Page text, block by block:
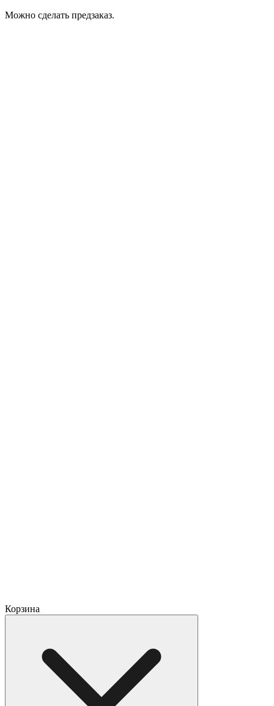
Можно сделать предзаказ.
Корзина